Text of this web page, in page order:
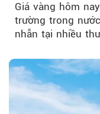
Giá vàng hôm
trường trong
nhẫn tại nhiều